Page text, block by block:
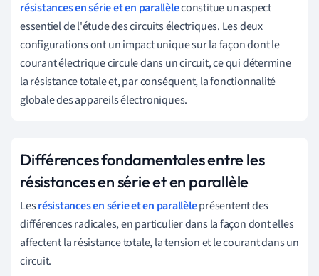
résistances en série et en parallèleconstitue un aspect
essentiel de l'étude des circuits électriques. Les deux
configurations ont un impact unique sur la façon dont le
courant électrique circule dans un circuit, ce qui détermine
la résistance totale et, par conséquent, la fonctionnalité
globale des appareils électroniques.
Différences fondamentales entre les
résistances en série et en parallèle
Lesrésistances en série et en parallèleprésentent des
différences radicales, en particulier dans la façon dont elles
affectent la résistance totale, la tension et le courant dans un
circuit.